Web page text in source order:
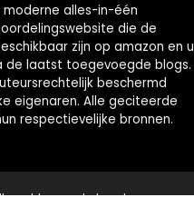
moderne alles-in-één
die de
zijn op amazon en u
de laatst toegevoegde blogs.
beschermd
eigenaren. Alle geciteerde
respectievelijke bronnen.
rechten voorbehouden